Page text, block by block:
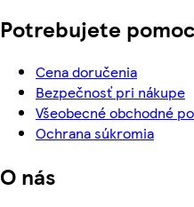
Potrebujete
Cena doručenia
Bezpečnosť pri nákupe
Všeobecné obchodné
Ochrana súkromia
O nás